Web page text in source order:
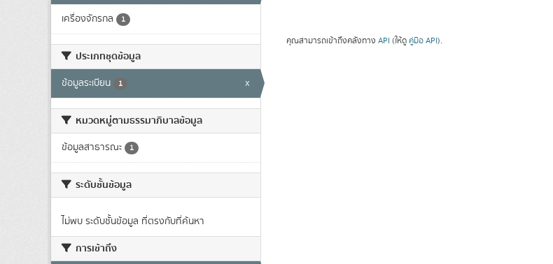
เครื่องจักรกล 1
ประเภทชุดข้อมูล
ข้อมูลระเบียน 1 x
หมวดหมู่ตามธรรมาภิบาลข้อมูล
ข้อมูลสาธารณะ 1
ระดับชั้นข้อมูล
ไม่พบ ระดับชั้นข้อมูล ที่ตรงกับที่ค้นหา
การเข้าถึง
คุณสามารถเข้าถึงคลังทาง API (ให้ดู คู่มือ API).